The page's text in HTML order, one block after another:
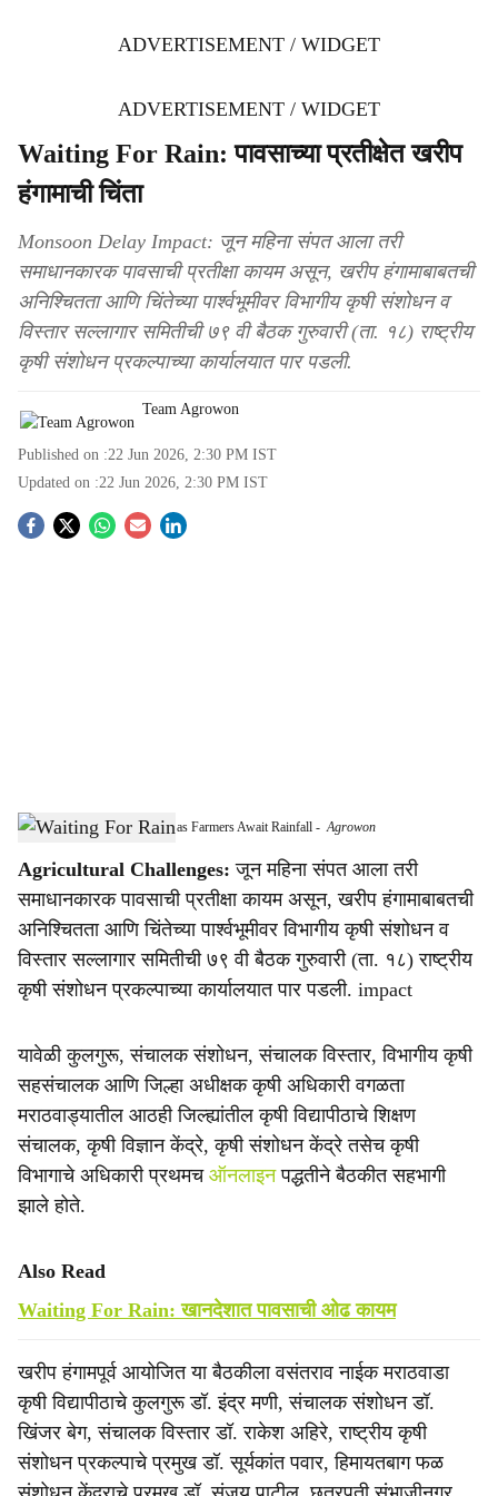
ADVERTISEMENT / WIDGET
ADVERTISEMENT / WIDGET
Waiting For Rain: पावसाच्या प्रतीक्षेत खरीप
हंगामाची चिंता
Monsoon Delay Impact: जून महिना संपत आला तरी
समाधानकारक पावसाची प्रतीक्षा कायम असून, खरीप हंगामाबाबतची
अनिश्चितता आणि चिंतेच्या पार्श्वभूमीवर विभागीय कृषी संशोधन व
विस्तार सल्लागार समितीची ७९ वी बैठक गुरुवारी (ता. १८) राष्ट्रीय
कृषी संशोधन प्रकल्पाच्या कार्यालयात पार पडली.
Team Agrowon
Published on :22 Jun 2026, 2:30 PM IST
Updated on :22 Jun 2026, 2:30 PM IST
S
a
r
e
Kharif Season Concerns Rise as Farmers Await Rainfall -Agrowon
Agricultural Challenges: जून महिना संपत आला तरी
समाधानकारक पावसाची प्रतीक्षा कायम असून, खरीप हंगामाबाबतची
अनिश्चितता आणि चिंतेच्या पार्श्वभूमीवर विभागीय कृषी संशोधन व
विस्तार सल्लागार समितीची ७९ वी बैठक गुरुवारी (ता. १८) राष्ट्रीय
कृषी संशोधन प्रकल्पाच्या कार्यालयात पार पडली. impact
यावेळी कुलगुरू, संचालक संशोधन, संचालक विस्तार, विभागीय कृषी
सहसंचालक आणि जिल्हा अधीक्षक कृषी अधिकारी वगळता
मराठवाड्यातील आठही जिल्ह्यांतील कृषी विद्यापीठाचे शिक्षण
संचालक, कृषी विज्ञान केंद्रे, कृषी संशोधन केंद्रे तसेच कृषी
विभागाचे अधिकारी प्रथमच ऑनलाइनपद्धतीने बैठकीत सहभागी
झाले होते.
Also Read
Waiting For Rain: खानदेशात पावसाची ओढ कायम
खरीप हंगामपूर्व आयोजित या बैठकीला वसंतराव नाईक मराठवाडा
कृषी विद्यापीठाचे कुलगुरू डॉ. इंद्र मणी, संचालक संशोधन डॉ.
खिंजर बेग, संचालक विस्तार डॉ. राकेश अहिरे, राष्ट्रीय कृषी
संशोधन प्रकल्पाचे प्रमुख डॉ. सूर्यकांत पवार, हिमायतबाग फळ